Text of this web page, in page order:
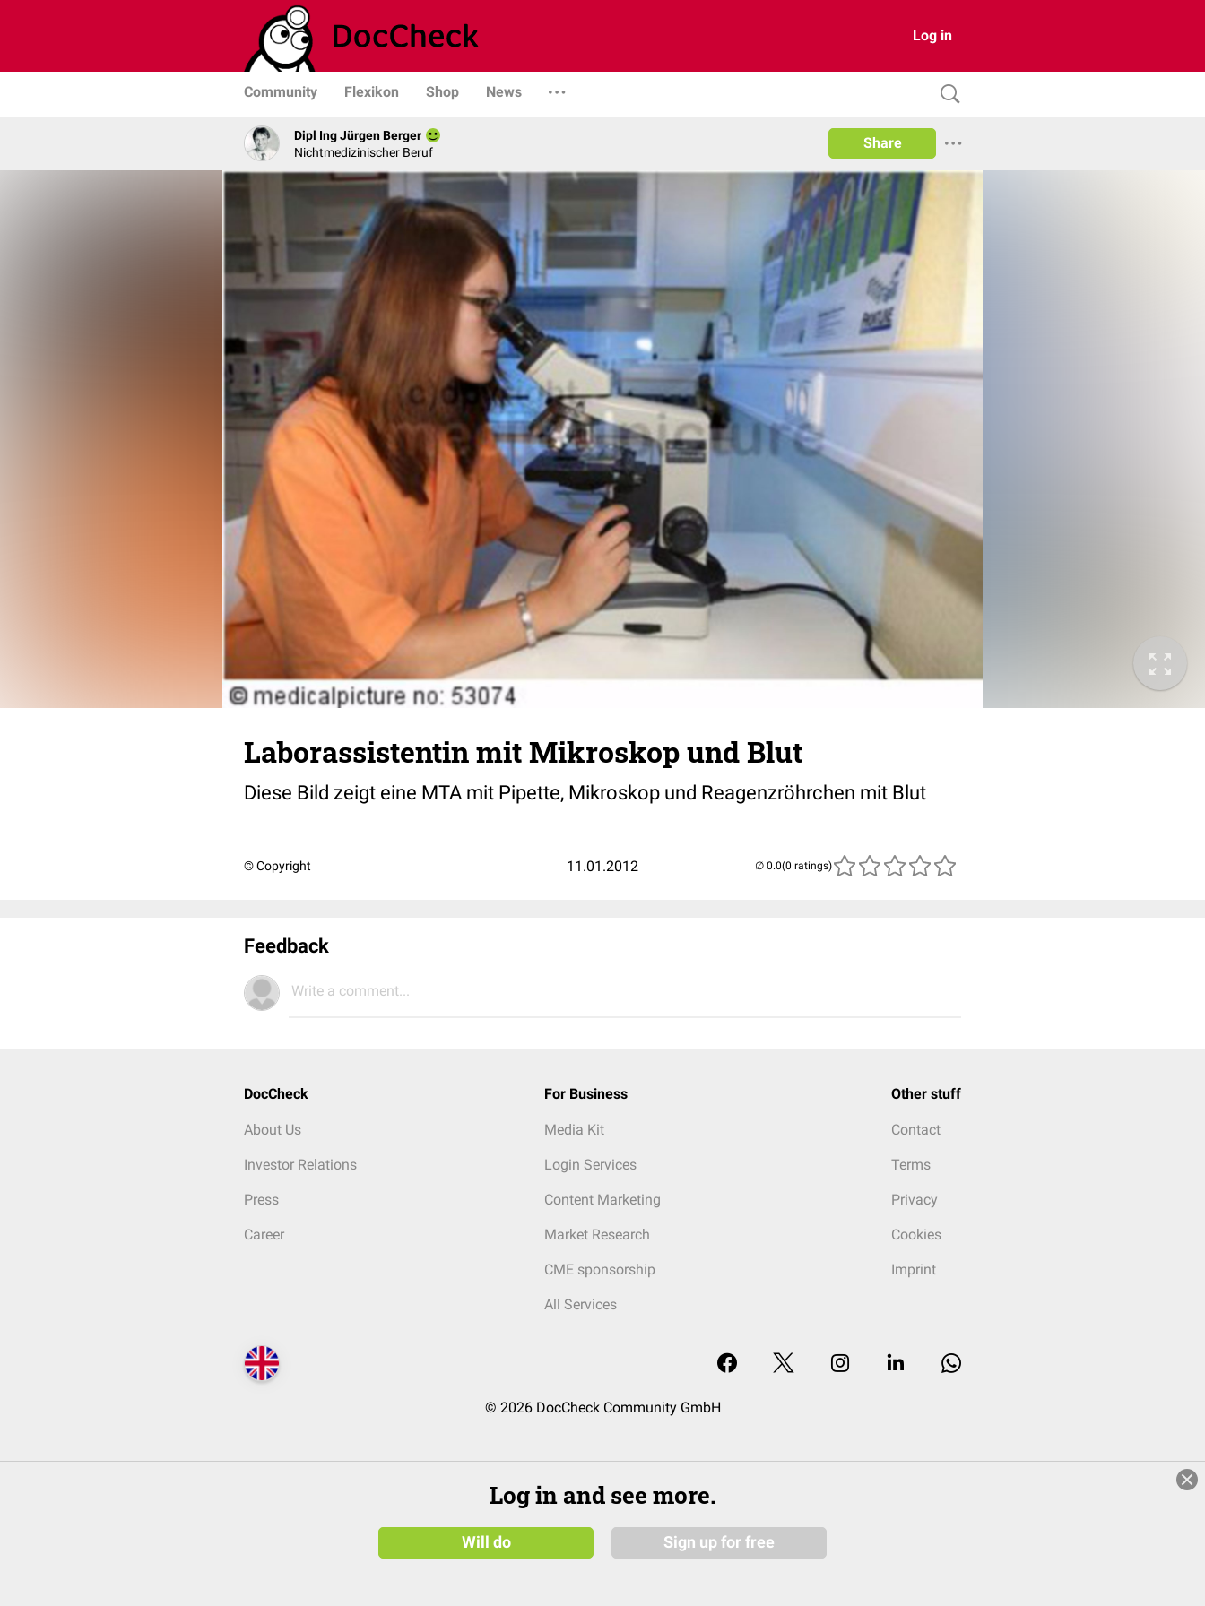
Log in
Community Flexikon Shop News
Dipl Ing Jürgen Berger
Nichtmedizinischer Beruf
Share
Laborassistentin mit Mikroskop und Blut
Diese Bild zeigt eine MTA mit Pipette, Mikroskop und Reagenzröhrchen mit Blut
© Copyright 11.01.2012 (0 ratings)
Feedback
Write a comment...
DocCheck
About Us
Investor Relations
Press
Career
For Business
Media Kit
Login Services
Content Marketing
Market Research
CME sponsorship
All Services
Other stuff
Contact
Terms
Privacy
Cookies
Imprint
© 2026 DocCheck Community GmbH
Log in and see more.
Will do Sign up for free